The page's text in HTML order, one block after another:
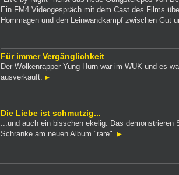
Ein FM4 Videogespräch mit dem Cast des Films
Hommagen und den Leinwandkampf zwischen Gut
Für immer Vergänglichkeit
Der Wolkenrapper Yung Hurn war im WUK und es
ausverkauft.
Die Liebe ist schmutzig...
...und auch ein bisschen ekelig. Das demonstrieren
Schranke am neuen Album "rare".